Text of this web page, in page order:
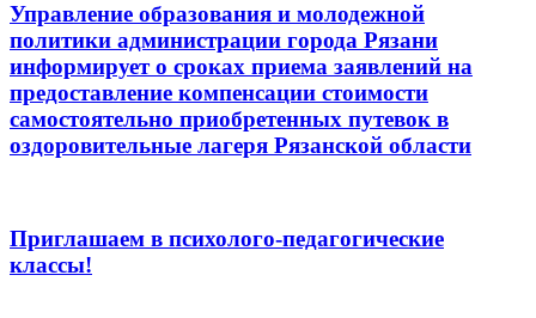
Управление образования и молодежной
политики администрации города Рязани
информирует о сроках приема заявлений на
предоставление компенсации стоимости
самостоятельно приобретенных путевок в
оздоровительные лагеря Рязанской области
Приглашаем в психолого-педагогические
классы!